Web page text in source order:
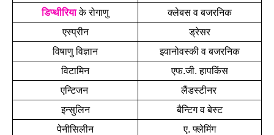
डिप्थीरिया के रोगाणु
क्लेबस व बजरनिक
एस्प्रीन
ड्रेसर
विषाणु विज्ञान
इवानोवस्की व बजरनिक
विटामिन
एफ.जी. हापकिंस
एन्टिजन
लैंडस्टीनर
इन्सुलिन
बैन्टिग व बेस्ट
पेनीसिलीन
ए. फ्लेमिंग